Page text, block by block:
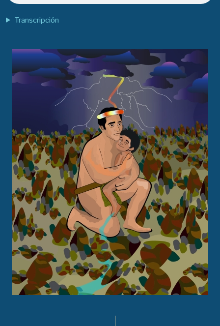
Transcripción